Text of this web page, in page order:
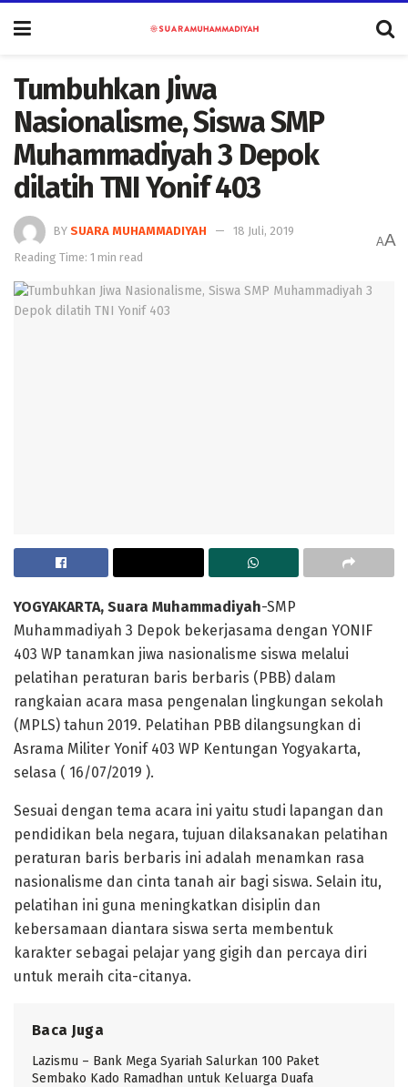
Tumbuhkan Jiwa
Nasionalisme, Siswa SMP
Muhammadiyah 3 Depok
dilatih TNI Yonif 403
BY SUARA MUHAMMADIYAH
18 Juli, 2019
Reading Time: 1 min read
AA
YOGYAKARTA, Suara Muhammadiyah-SMP
Muhammadiyah 3 Depok bekerjasama dengan YONIF
403 WP tanamkan jiwa nasionalisme siswa melalui
pelatihan peraturan baris berbaris (PBB) dalam
rangkaian acara masa pengenalan lingkungan sekolah
(MPLS) tahun 2019. Pelatihan PBB dilangsungkan di
Asrama Militer Yonif 403 WP Kentungan Yogyakarta,
selasa ( 16/07/2019 ).
Sesuai dengan tema acara ini yaitu studi lapangan dan
pendidikan bela negara, tujuan dilaksanakan pelatihan
peraturan baris berbaris ini adalah menamkan rasa
nasionalisme dan cinta tanah air bagi siswa. Selain itu,
pelatihan ini guna meningkatkan disiplin dan
kebersamaan diantara siswa serta membentuk
karakter sebagai pelajar yang gigih dan percaya diri
untuk meraih cita-citanya.
Baca Juga
Lazismu – Bank Mega Syariah Salurkan 100 Paket
Sembako Kado Ramadhan untuk Keluarga Duafa